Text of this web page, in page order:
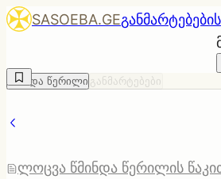
SASOEBA.GEგანმარტებები
წმინდა წერილი განმარტებები
ლოცვა წმინდა წერილის